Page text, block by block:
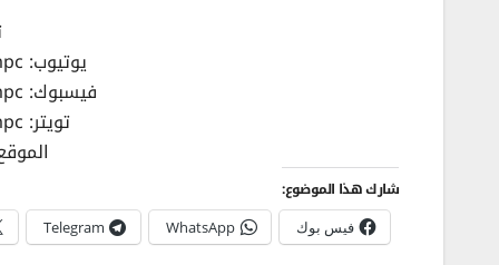
يوتيوب:
فيسبوك:
تويتر:
شارك هذا الموضوع:
فيس بوك WhatsApp
Telegram